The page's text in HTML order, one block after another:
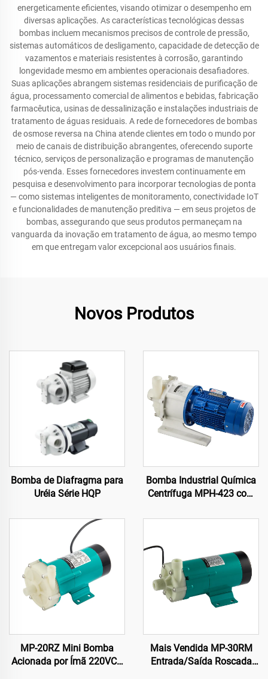
energeticamente eficientes, visando otimizar o desempenho em
diversas aplicações. As características tecnológicas dessas
bombas incluem mecanismos precisos de controle de pressão,
sistemas automáticos de desligamento, capacidade de detecção de
vazamentos e materiais resistentes à corrosão, garantindo
longevidade mesmo em ambientes operacionais desafiadores.
Suas aplicações abrangem sistemas residenciais de purificação de
água, processamento comercial de alimentos e bebidas, fabricação
farmacêutica, usinas de dessalinização e instalações industriais de
tratamento de águas residuais. A rede de fornecedores de bombas
de osmose reversa na China atende clientes em todo o mundo por
meio de canais de distribuição abrangentes, oferecendo suporte
técnico, serviços de personalização e programas de manutenção
pós-venda. Esses fornecedores investem continuamente em
pesquisa e desenvolvimento para incorporar tecnologias de ponta
— como sistemas inteligentes de monitoramento, conectividade IoT
e funcionalidades de manutenção preditiva — em seus projetos de
bombas, assegurando que seus produtos permaneçam na
vanguarda da inovação em tratamento de água, ao mesmo tempo
em que entregam valor excepcional aos usuários finais.
Novos Produtos
Bomba de Diafragma para
Uréia Série HQP
Bomba Industrial Química
Centrífuga MPH-423 com
Líquidos Agressivos em
MP-20RZ Mini Bomba
Acionada por Ímã 220VCA
Mais Vendida MP-30RM
Entrada/Saída Roscada